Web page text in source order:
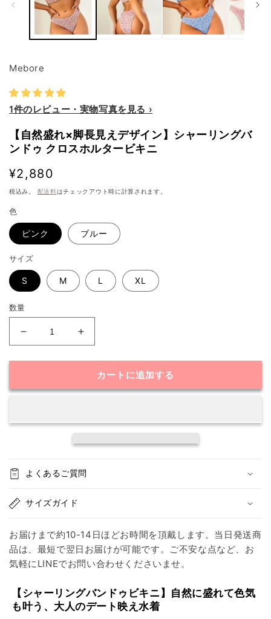
デ
く
Mebore
1件のレビュー
【自然盛れ×脚長見えデザイン】シャーリングバ
ンドゥ クロスホルタービキニ
通
常
格
¥2,880
税込み。 配送料はチェックアウト時に計算されます。
色
ピンク ブルー
サイズ
S M L XL
数量
×
長
デ
ザ
ン】
ャ
ー
リ
グ
バ
【自
×
長
デ
ザ
ャ
ー
リ
グ
バ
カートに追加する
よくあるご質問
サイズガイド
お届けまで約10-14日ほどお時間を頂戴します。当日発送商
品は、最短で翌日お届けが可能です。ご不安な点など、お
気軽にLINEでお問い合わせくださいませ。
【シャーリングバンドゥビキニ】自然に盛れて色気
も叶う、大人のデート映え水着